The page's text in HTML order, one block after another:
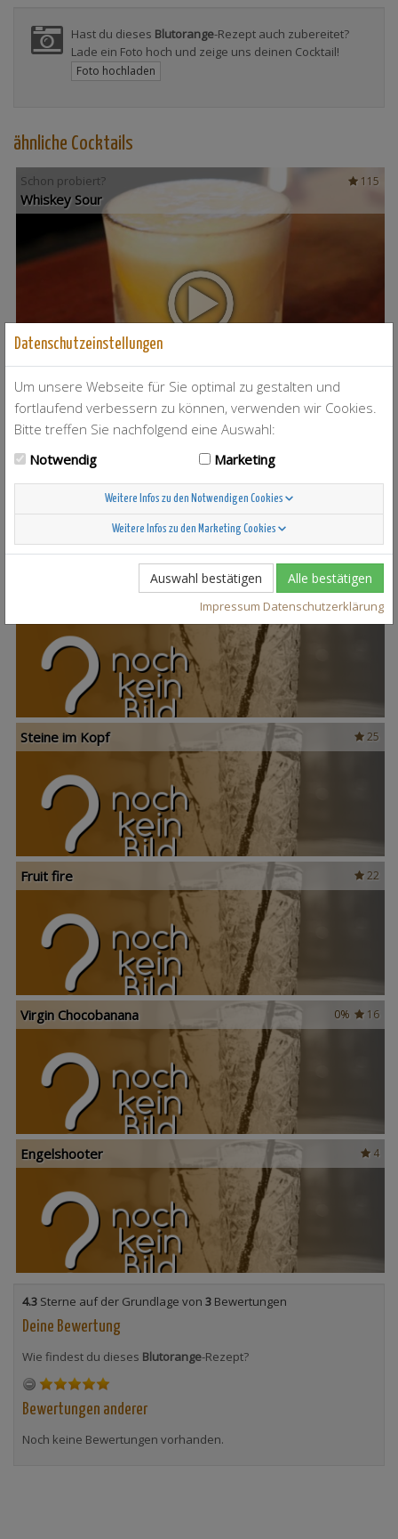
Hast du dieses Blutorange-Rezept auch zubereitet?
Lade ein Foto hoch und zeige uns deinen Cocktail!
Foto hochladen
ähnliche Cocktails
115
Schon probiert?
Whiskey Sour
T-Berry
37
Scandinavian Sunshine
25
Steine im Kopf
22
Fruit fire
16
0%
Virgin Chocobanana
4
Engelshooter
4.3 Sterne auf der Grundlage von 3 Bewertungen
Deine Bewertung
Wie findest du dieses Blutorange-Rezept?
Bewertungen anderer
Noch keine Bewertungen vorhanden.
Datenschutzeinstellungen
Um unsere Webseite für Sie optimal zu gestalten und
fortlaufend verbessern zu können, verwenden wir Cookies.
Bitte treffen Sie nachfolgend eine Auswahl:
Notwendig
Marketing
Weitere Infos zu den Notwendigen Cookies
Weitere Infos zu den Marketing Cookies
Auswahl bestätigen Alle bestätigen
Impressum Datenschutzerklärung